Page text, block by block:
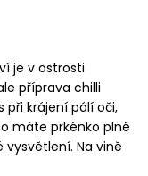
je v ostrosti
příprava chilli
při krájení pálí oči,
máte prkénko plné
Na vině